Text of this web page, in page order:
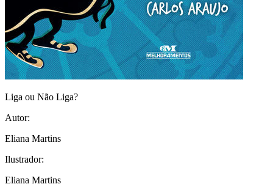
Liga ou Não Liga?
Autor:
Eliana Martins
Ilustrador:
Eliana Martins